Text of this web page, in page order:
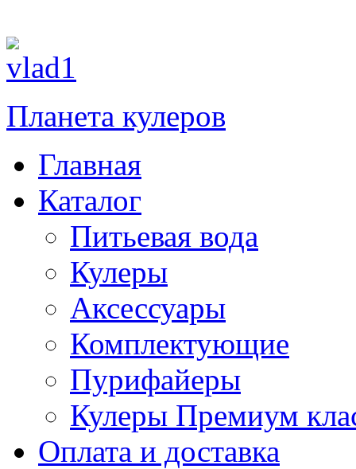
Планета кулеров
Главная
Каталог
Питьевая вода
Кулеры
Аксессуары
Комплектующие
Пурифайеры
Кулеры Премиум
Оплата и доставка